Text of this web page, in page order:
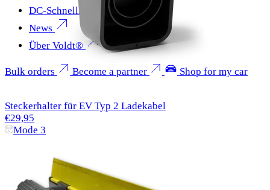
DC-Schnellladen
News
Über Voldt®
Bulk orders Become a partner Shop for my car
Steckerhalter für EV Typ 2 Ladekabel
€29,95
Mode 3